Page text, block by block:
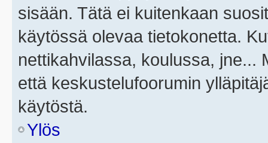
sisään. Tätä ei kuitenkaan
käytössä olevaa tietokonetta.
nettikahvilassa, koulussa, jne...
että keskustelufoorumin
käytöstä.
Ylös